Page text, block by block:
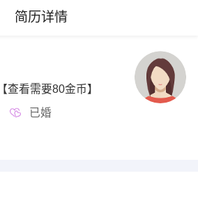
简历详情
【查看需要80金币】
已婚